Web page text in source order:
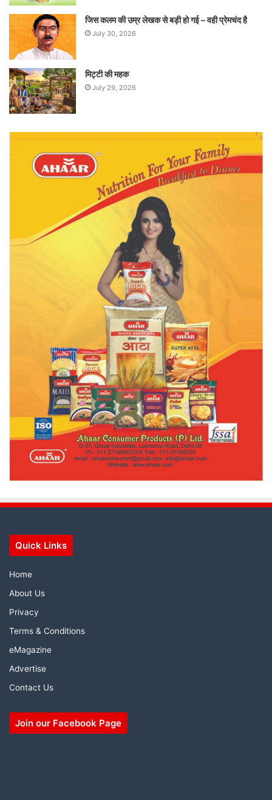
जिस कलम की उम्र लेखक से बड़ी हो गई – वही प्रेमचंद है
July 30, 2026
मिट्टी की महक
July 29, 2026
Quick Links
Home
About Us
Privacy
Terms & Conditions
eMagazine
Advertise
Contact Us
Join our Facebook Page